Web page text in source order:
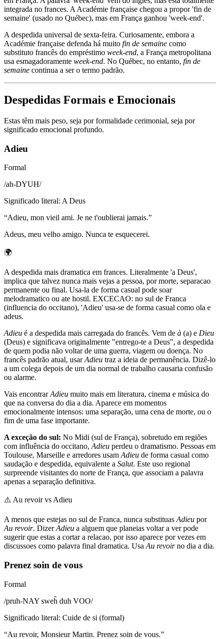
integrada no frances. A Académie française chegou a propor 'fin de
semaine' (usado no Québec), mas em França ganhou 'week-end'.
A despedida universal de sexta-feira. Curiosamente, embora a
Académie française defenda há muito fin de semaine como
substituto francês do empréstimo week-end, a França metropolitana
usa esmagadoramente week-end. No Québec, no entanto, fin de
semaine continua a ser o termo padrão.
Despedidas Formais e Emocionais
Estas têm mais peso, seja por formalidade cerimonial, seja por
significado emocional profundo.
Adieu
Formal
/ah-DYUH/
Significado literal: A Deus
“Adieu, mon vieil ami. Je ne t'oublierai jamais.”
Adeus, meu velho amigo. Nunca te esquecerei.
🌍
A despedida mais dramatica em frances. Literalmente 'a Deus',
implica que talvez nunca mais vejas a pessoa, por morte, separacao
permanente ou final. Usa-la de forma casual pode soar
melodramatico ou ate hostil. EXCECAO: no sul de Franca
(influencia do occitano), 'Adieu' usa-se de forma casual como ola e
adeus.
Adieu é a despedida mais carregada do francês. Vem de à (a) e Dieu
(Deus) e significava originalmente "entrego-te a Deus", a despedida
de quem podia não voltar de uma guerra, viagem ou doença. No
francês padrão atual, usarAdieu traz a ideia de permanência. Dizê-lo
a um colega depois de um dia normal de trabalho causaria confusão
ou alarme.
Vais encontrarAdieu muito mais em literatura, cinema e música do
que na conversa do dia a dia. Aparece em momentos
emocionalmente intensos: uma separação, uma cena de morte, ou o
fim de uma fase importante.
A exceção do sul: No Midi (sul de França), sobretudo em regiões
com influência do occitano, Adieu perdeu o dramatismo. Pessoas em
Toulouse, Marseille e arredores usam Adieu de forma casual como
saudação e despedida, equivalente a Salut. Este uso regional
surpreende visitantes do norte de França, que associam a palavra
apenas a separação definitiva.
⚠️ Au revoir vs Adieu
A menos que estejas no sul de Franca, nunca substituas Adieu por
Au revoir. DizerAdieu a alguem que planeias voltar a ver pode
sugerir que estas a cortar a relacao, por isso aparece por vezes em
discussoes como palavra final dramatica. Usa Au revoirno dia a dia.
Prenez soin de vous
Formal
/pruh-NAY sweh̃ duh VOO/
Significado literal: Cuide de si (formal)
“Au revoir, Monsieur Martin. Prenez soin de vous.”